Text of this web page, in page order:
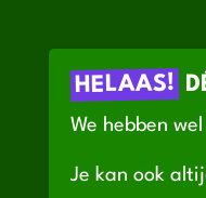
HELAAS!
We hebben
Je kan ook